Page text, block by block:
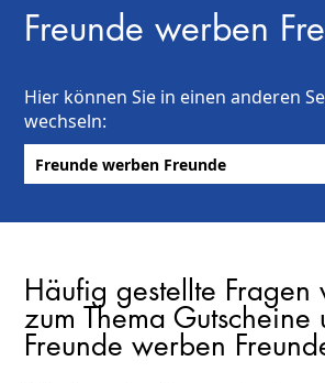
Freunde werben
Hier können Sie in einen anderen
wechseln:
Häufig gestellte Fragen
zum Thema Gutscheine
Freunde werben